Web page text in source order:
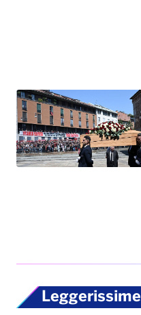
Leggerissime